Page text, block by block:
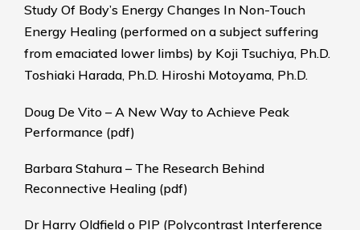
Study Of Body’s Energy Changes In Non-Touch
Energy Healing (performed on a subject suffering
from emaciated lower limbs) by Koji Tsuchiya, Ph.D.
Toshiaki Harada, Ph.D. Hiroshi Motoyama, Ph.D.
Doug De Vito – A New Way to Achieve Peak
Performance (pdf)
Barbara Stahura – The Research Behind
Reconnective Healing (pdf)
Dr Harry Oldfield o PIP (Polycontrast Interference